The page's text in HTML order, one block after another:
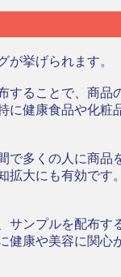
挙げられます。
することで、商品
に健康食品や化粧
で多くの人に商品
拡大にも有効です
サンプルを配布す
健康や美容に関心